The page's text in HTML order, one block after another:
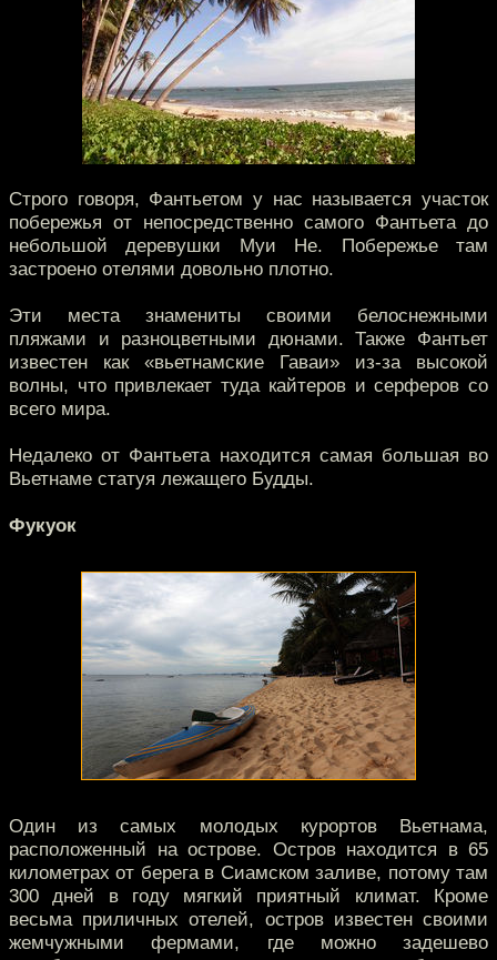
Строго говоря, Фантьетом у нас называется участок
побережья от непосредственно самого Фантьета до
небольшой деревушки Муи Не. Побережье там
застроено отелями довольно плотно.
Эти места знамениты своими белоснежными
пляжами и разноцветными дюнами. Также Фантьет
известен как «вьетнамские Гаваи» из-за высокой
волны, что привлекает туда кайтеров и серферов со
всего мира.
Недалеко от Фантьета находится самая большая во
Вьетнаме статуя лежащего Будды.
Фукуок
Один из самых молодых курортов Вьетнама,
расположенный на острове. Остров находится в 65
километрах от берега в Сиамском заливе, потому там
300 дней в году мягкий приятный климат. Кроме
весьма приличных отелей, остров известен своими
жемчужными фермами, где можно задешево